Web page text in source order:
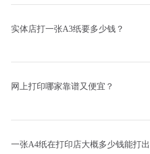
实体店打一张A3纸要多少钱？
网上打印哪家靠谱又便宜？
一张A4纸在打印店大概多少钱能打